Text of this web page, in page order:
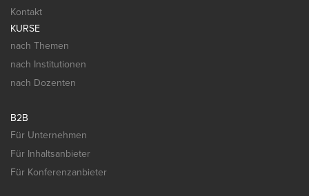
Kontakt
KURSE
nach Themen
nach Institutionen
nach Dozenten
B2B
Für Unternehmen
Für Inhaltsanbieter
Für Konferenzanbieter